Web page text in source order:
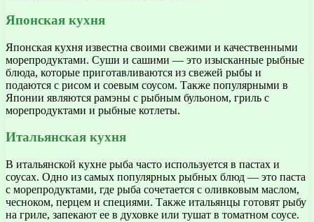
Японская кухня
Японская кухня известна своими свежими и качественными
морепродуктами. Суши и сашими — это изысканные рыбные
блюда, которые приготавливаются из свежей рыбы и
подаются с рисом и соевым соусом. Также популярными в
Японии являются рамэны с рыбным бульоном, гриль с
морепродуктами и рыбные котлеты.
Итальянская кухня
В итальянской кухне рыба часто используется в пастах и
соусах. Одно из самых популярных рыбных блюд — это паста
с морепродуктами, где рыба сочетается с оливковым маслом,
чесноком, перцем и специями. Также итальянцы готовят рыбу
на гриле, запекают ее в духовке или тушат в томатном соусе.